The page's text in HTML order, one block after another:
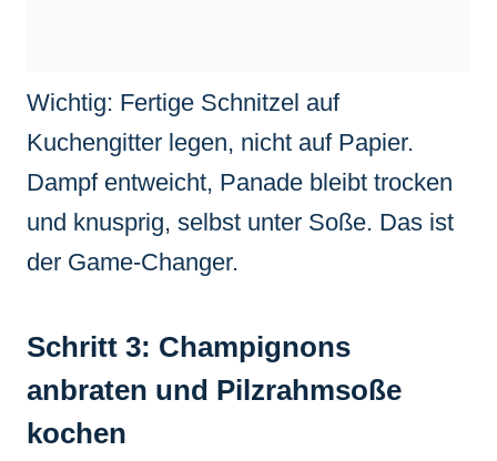
Wichtig: Fertige Schnitzel auf
Kuchengitter legen, nicht auf Papier.
Dampf entweicht, Panade bleibt trocken
und knusprig, selbst unter Soße. Das ist
der Game-Changer.
Schritt 3: Champignons
anbraten und Pilzrahmsoße
kochen